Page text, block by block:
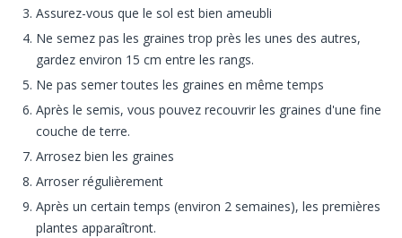
Assurez-vous que le sol est bien ameubli
Ne semez pas les graines trop près les unes des autres,
gardez environ 15 cm entre les rangs.
Ne pas semer toutes les graines en même temps
Après le semis, vous pouvez recouvrir les graines d'une fine
couche de terre.
Arrosez bien les graines
Arroser régulièrement
Après un certain temps (environ 2 semaines), les premières
plantes apparaîtront.